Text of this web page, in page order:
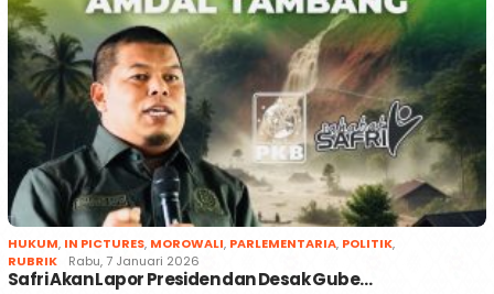
HUKUM, IN PICTURES, MOROWALI, PARLEMENTARIA, POLITIK,
RUBRIK
Rabu, 7 Januari 2026
Safri Akan Lapor Presiden dan Desak Gube…